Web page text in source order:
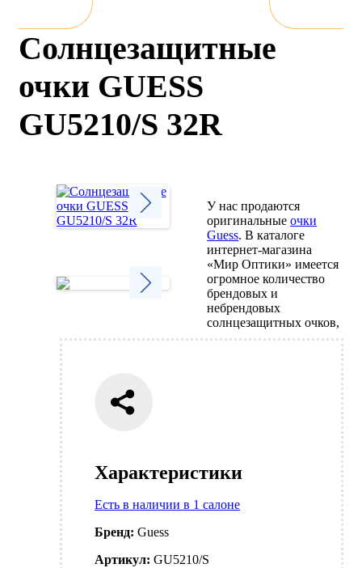
Солнцезащитные
очки GUESS
GU5210/S 32R
Характеристики
Есть в наличии в 1 салоне
Бренд: Guess
Артикул: GU5210/S
У нас продаются
оригинальныеочки
Guess. В каталоге
интернет-магазина
«Мир Оптики» имеется
огромное количество
брендовых и
небрендовых
солнцезащитных очков,